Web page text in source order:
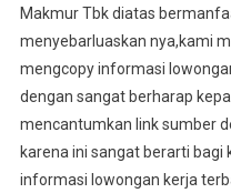
Makmur Tbk diatas
menyebarluaskan nya,kami
mengcopy informasi
dengan sangat berharap
mencantumkan link sumber
karena ini sangat berarti
informasi lowongan kerja